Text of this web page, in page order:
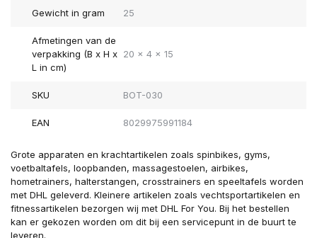
Gewicht in gram 25
Afmetingen van de
verpakking (B x H x
L in cm)
20 x 4 x 15
SKU BOT-030
EAN 8029975991184
Grote apparaten en krachtartikelen zoals spinbikes, gyms,
voetbaltafels, loopbanden, massagestoelen, airbikes,
hometrainers, halterstangen, crosstrainers en speeltafels worden
met DHL geleverd. Kleinere artikelen zoals vechtsportartikelen en
fitnessartikelen bezorgen wij met DHL For You. Bij het bestellen
kan er gekozen worden om dit bij een servicepunt in de buurt te
leveren.